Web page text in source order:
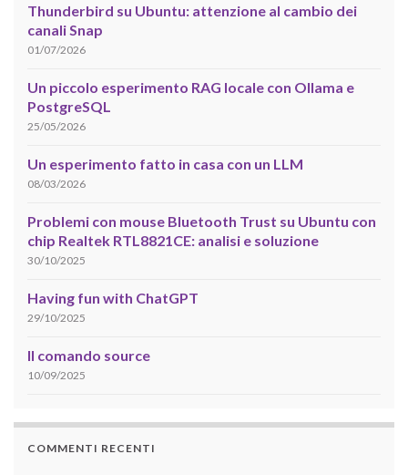
Thunderbird su Ubuntu: attenzione al cambio dei
canali Snap
01/07/2026
Un piccolo esperimento RAG locale con Ollama e
PostgreSQL
25/05/2026
Un esperimento fatto in casa con un LLM
08/03/2026
Problemi con mouse Bluetooth Trust su Ubuntu con
chip Realtek RTL8821CE: analisi e soluzione
30/10/2025
Having fun with ChatGPT
29/10/2025
Il comando source
10/09/2025
COMMENTI RECENTI